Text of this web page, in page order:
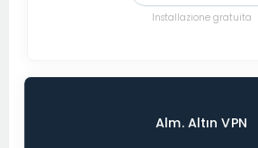
Installazione gratuita
Alm. Altın VPN